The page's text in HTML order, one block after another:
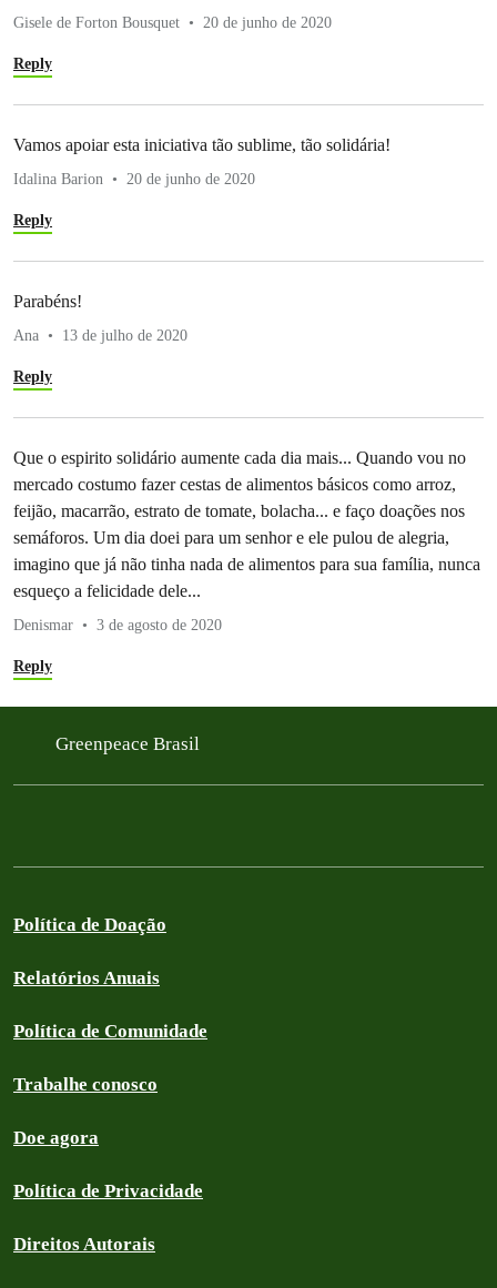
Gisele de Forton Bousquet 20 de junho de 2020
Reply
Vamos apoiar esta iniciativa tão sublime, tão solidária!
Idalina Barion 20 de junho de 2020
Reply
Parabéns!
Ana 13 de julho de 2020
Reply
Que o espirito solidário aumente cada dia mais... Quando vou no
mercado costumo fazer cestas de alimentos básicos como arroz,
feijão, macarrão, estrato de tomate, bolacha... e faço doações nos
semáforos. Um dia doei para um senhor e ele pulou de alegria,
imagino que já não tinha nada de alimentos para sua família, nunca
esqueço a felicidade dele...
Denismar 3 de agosto de 2020
Reply
Greenpeace Brasil
Política de Doação
Relatórios Anuais
Política de Comunidade
Trabalhe conosco
Doe agora
Política de Privacidade
Direitos Autorais